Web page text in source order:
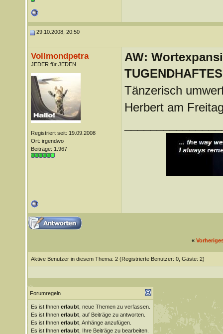
29.10.2008, 20:50
Vollmondpetra
JEDER für JEDEN
Registriert seit: 19.09.2008
Ort: irgendwo
Beiträge: 1.967
AW:
TUGENDHAFTES
Tänzerisch
Herbert am
«
Aktive Benutzer in diesem Thema: 2 (Registrierte Benutzer: 0, Gäste: 2)
Forumregeln
Es ist Ihnen erlaubt, neue Themen zu verfassen.
Es ist Ihnen erlaubt, auf Beiträge zu antworten.
Es ist Ihnen erlaubt, Anhänge anzufügen.
Es ist Ihnen erlaubt, Ihre Beiträge zu bearbeiten.